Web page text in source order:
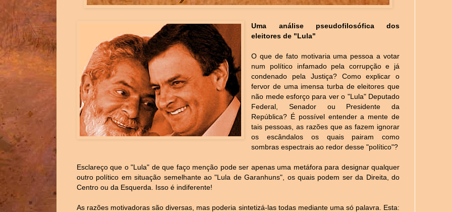
Uma análise pseudofilosófica dos
eleitores de "Lula"
O que de fato motivaria uma pessoa a votar
num político infamado pela corrupção e já
condenado pela Justiça? Como explicar o
fervor de uma imensa turba de eleitores que
não mede esforço para ver o "Lula" Deputado
Federal, Senador ou Presidente da
República? É possível entender a mente de
tais pessoas, as razões que as fazem ignorar
os escândalos os quais pairam como
sombras espectrais ao redor desse "político"?
Esclareço que o "Lula" de que faço menção pode ser apenas uma metáfora para designar qualquer
outro político em situação semelhante ao "Lula de Garanhuns", os quais podem ser da Direita, do
Centro ou da Esquerda. Isso é indiferente!
As razões motivadorassão diversas, mas poderia sintetizá-las todas mediante uma só palavra. Esta: